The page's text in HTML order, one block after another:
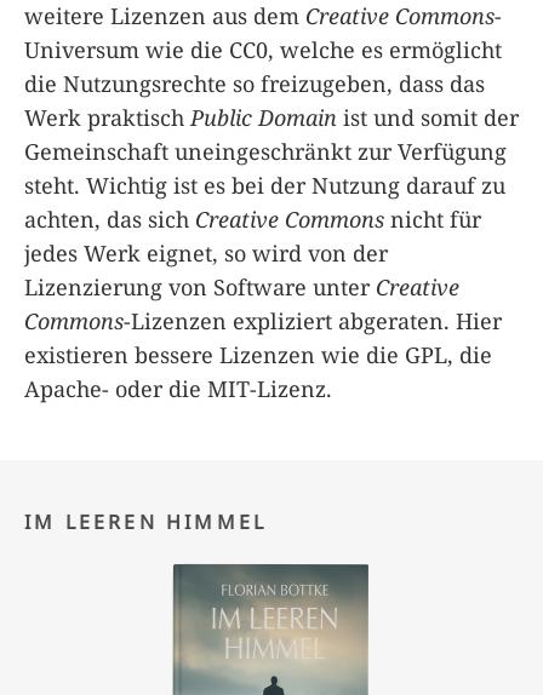
weitere Lizenzen aus dem Creative Commons-
Universum wie die CC0, welche es ermöglicht
die Nutzungsrechte so freizugeben, dass das
Werk praktischPublic Domain ist und somit der
Gemeinschaft uneingeschränkt zur Verfügung
steht. Wichtig ist es bei der Nutzung darauf zu
achten, das sich Creative Commons nicht für
jedes Werk eignet, so wird von der
Lizenzierung von Software unter Creative
Commons-Lizenzen expliziert abgeraten. Hier
existieren bessere Lizenzen wie die GPL, die
Apache- oder die MIT-Lizenz.
IM LEEREN HIMMEL